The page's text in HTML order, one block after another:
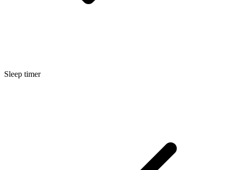
Sleep timer